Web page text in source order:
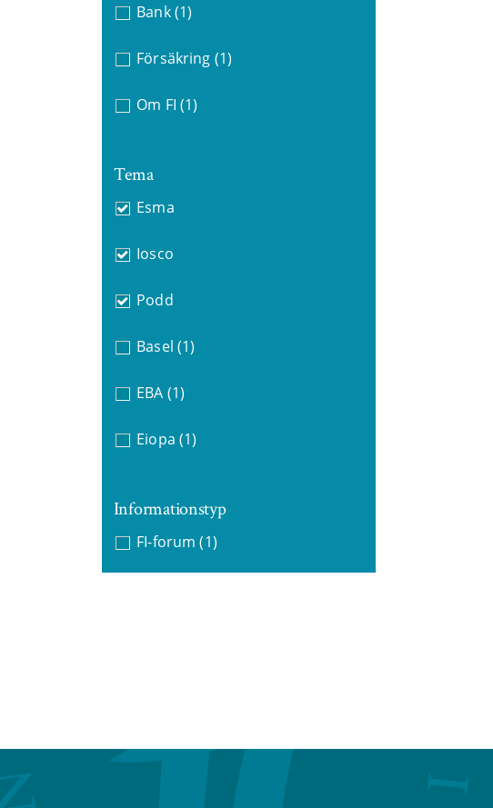
Bank (1)
Försäkring (1)
Om FI (1)
Tema
Esma
Iosco
Podd
Basel (1)
EBA (1)
Eiopa (1)
Informationstyp
FI-forum (1)